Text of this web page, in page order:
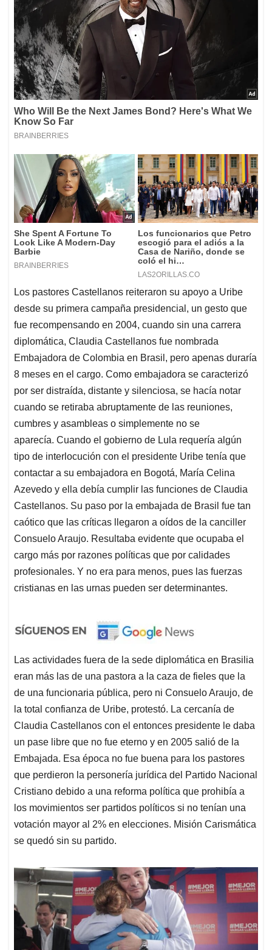
Los pastores Castellanos reiteraron su apoyo a Uribe
desde su primera campaña presidencial, un gesto que
fue recompensando en 2004, cuando sin una carrera
diplomática, Claudia Castellanos fue nombrada
Embajadora de Colombia en Brasil, pero apenas duraría
8 meses en el cargo. Como embajadora se caracterizó
por ser distraída, distante y silenciosa, se hacía notar
cuando se retiraba abruptamente de las reuniones,
cumbres y asambleas o simplemente no se
aparecía. Cuando el gobierno de Lula requería algún
tipo de interlocución con el presidente Uribe tenía que
contactar a su embajadora en Bogotá, María Celina
Azevedo y ella debía cumplir las funciones de Claudia
Castellanos. Su paso por la embajada de Brasil fue tan
caótico que las críticas llegaron a oídos de la canciller
Consuelo Araujo. Resultaba evidente que ocupaba el
cargo más por razones políticas que por calidades
profesionales. Y no era para menos, pues las fuerzas
cristianas en las urnas pueden ser determinantes.
Las actividades fuera de la sede diplomática en Brasilia
eran más las de una pastora a la caza de fieles que la
de una funcionaria pública, pero ni Consuelo Araujo, de
la total confianza de Uribe, protestó. La cercanía de
Claudia Castellanos con el entonces presidente le daba
un pase libre que no fue eterno y en 2005 salió de la
Embajada. Esa época no fue buena para los pastores
que perdieron la personería jurídica del Partido Nacional
Cristiano debido a una reforma política que prohibía a
los movimientos ser partidos políticos si no tenían una
votación mayor al 2% en elecciones. Misión Carismática
se quedó sin su partido.